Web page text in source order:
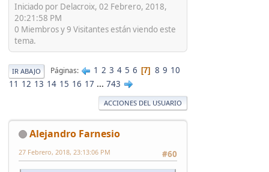
Iniciado por Delacroix, 02 Febrero, 2018,
20:21:58 PM
0 Miembros y 9 Visitantes están viendo este
tema.
IR ABAJO Páginas 1 2 3 4 5 6 7 8 9 10
11 12 13 14 15 16 17 ... 743
ACCIONES DEL USUARIO
Alejandro Farnesio
#60
27 Febrero, 2018, 23:13:06 PM